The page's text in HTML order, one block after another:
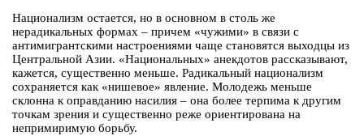
Национализм остается, но в основном в столь же
нерадикальных формах – причем «чужими» в связи с
антимигрантскими настроениями чаще становятся выходцы из
Центральной Азии. «Национальных» анекдотов рассказывают,
кажется, существенно меньше. Радикальный национализм
сохраняется как «нишевое» явление. Молодежь меньше
склонна к оправданию насилия – она более терпима к другим
точкам зрения и существенно реже ориентирована на
непримиримую борьбу.